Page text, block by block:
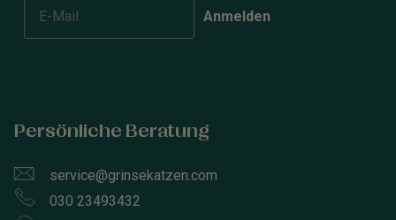
Persönliche Beratung
service@grinsekatzen.com
030 23493432
Anmelden